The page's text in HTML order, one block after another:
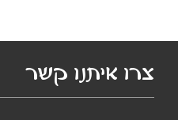
צרו איתנו קשר